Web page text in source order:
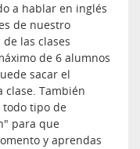
a hablar en inglés
de nuestro
las clases
de 6 alumnos
sacar el
clase. También
todo tipo de
para que
y aprendas